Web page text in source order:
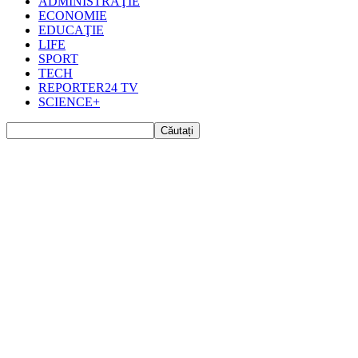
ECONOMIE
EDUCAŢIE
LIFE
SPORT
TECH
REPORTER24 TV
SCIENCE+